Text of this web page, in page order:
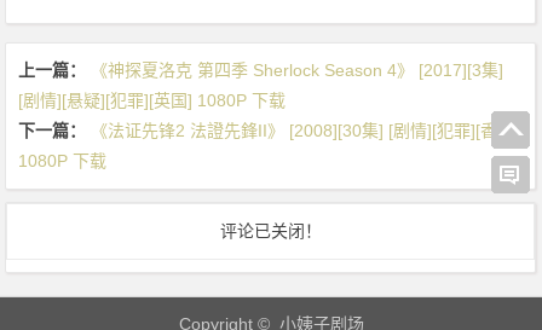
上一篇：
《神探夏洛克 第四季 Sherlock Season 4》 [2017][3集]
[剧情][悬疑][犯罪][英国] 1080P 下载
下一篇：
《法证先锋2 法證先鋒II》 [2008][30集] [剧情][犯罪][香港]
1080P 下载
评论已关闭！
Copyright © 小姨子剧场